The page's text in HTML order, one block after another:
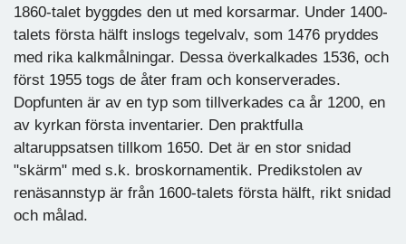
1860-talet byggdes den ut med korsarmar. Under 1400-
talets första hälft inslogs tegelvalv, som 1476 pryddes
med rika kalkmålningar. Dessa överkalkades 1536, och
först 1955 togs de åter fram och konserverades.
Dopfunten är av en typ som tillverkades ca år 1200, en
av kyrkan första inventarier. Den praktfulla
altaruppsatsen tillkom 1650. Det är en stor snidad
"skärm" med s.k. broskornamentik. Predikstolen av
renäsannstyp är från 1600-talets första hälft, rikt snidad
och målad.